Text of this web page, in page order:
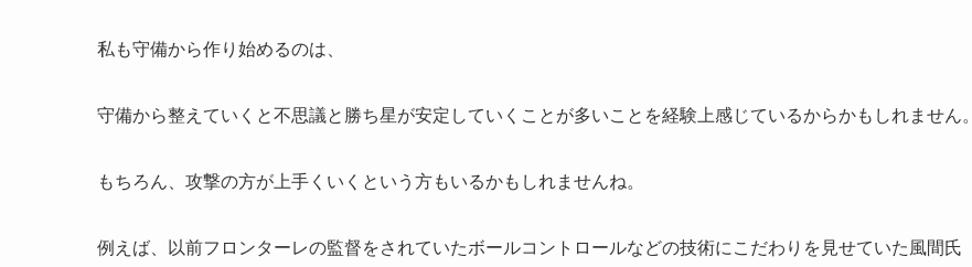
私も守備から作り始めるのは、
守備から整えていくと不思議と勝ち星が安定していくことが多いことを経験上感じているからかもしれません。
もちろん、攻撃の方が上手くいくという方もいるかもしれませんね。
例えば、以前フロンターレの監督をされていたボールコントロールなどの技術にこだわりを見せていた風間氏